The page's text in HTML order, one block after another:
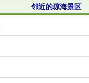
邻近的琼海景区